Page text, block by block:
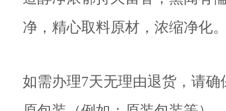
净，精心取料原材，浓缩净化
如需办理7天无理由退货，请